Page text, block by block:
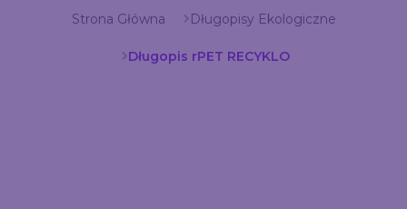
Strona Główna Długopisy Ekologiczne
Długopis rPET RECYKLO